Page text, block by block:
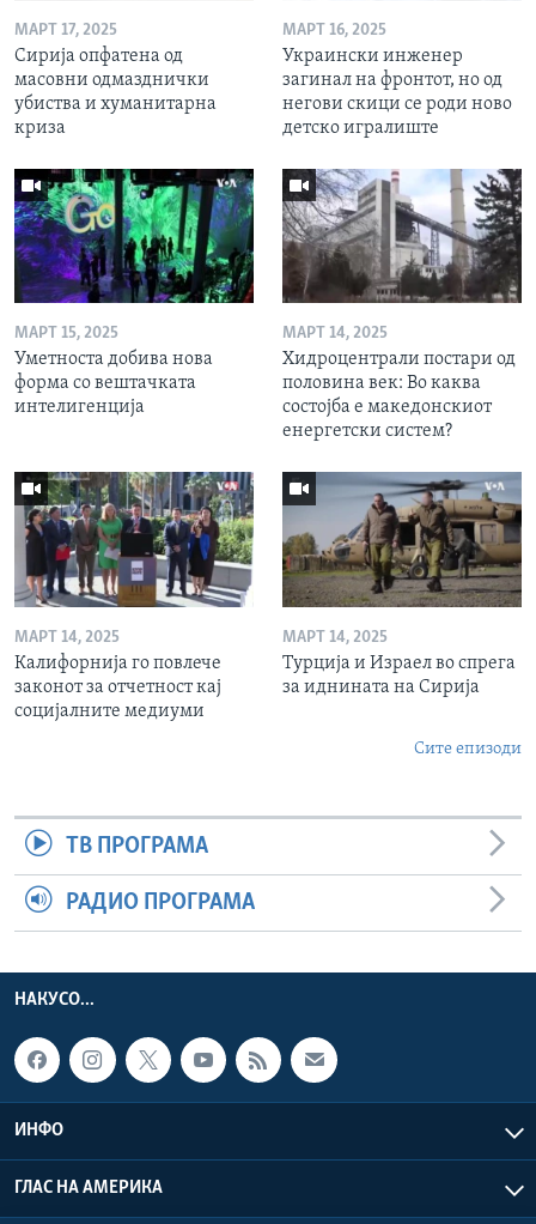
МАРТ 17, 2025
Сирија опфатена од
масовни одмазднички
убиства и хуманитарна
криза
МАРТ 16, 2025
Украински инженер
загинал на фронтот, но од
негови скици се роди ново
детско игралиште
МАРТ 15, 2025
Уметноста добива нова
форма со вештачката
интелигенција
МАРТ 14, 2025
Хидроцентрали постари од
половина век: Во каква
состојба е македонскиот
енергетски систем?
МАРТ 14, 2025
Калифорнија го повлече
законот за отчетност кај
социјалните медиуми
МАРТ 14, 2025
Турција и Израел во спрега
за иднината на Сирија
Сите епизоди
ТВ ПРОГРАМА
РАДИО ПРОГРАМА
НАКУСО...
ИНФО
ГЛАС НА АМЕРИКА